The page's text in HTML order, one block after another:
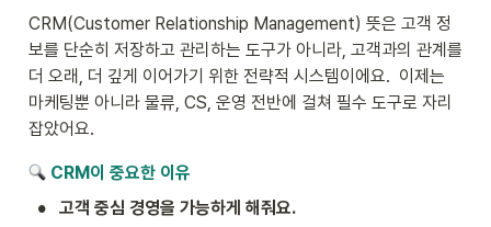
CRM(Customer Relationship Management) 뜻은 고객 정
보를 단순히 저장하고 관리하는 도구가 아니라, 고객과의 관계를
더 오래, 더 깊게 이어가기 위한 전략적 시스템이에요.  이제는
마케팅뿐 아니라 물류, CS, 운영 전반에 걸쳐 필수 도구로 자리
잡았어요.
CRM이 중요한 이유
• 고객 중심 경영을 가능하게 해줘요.